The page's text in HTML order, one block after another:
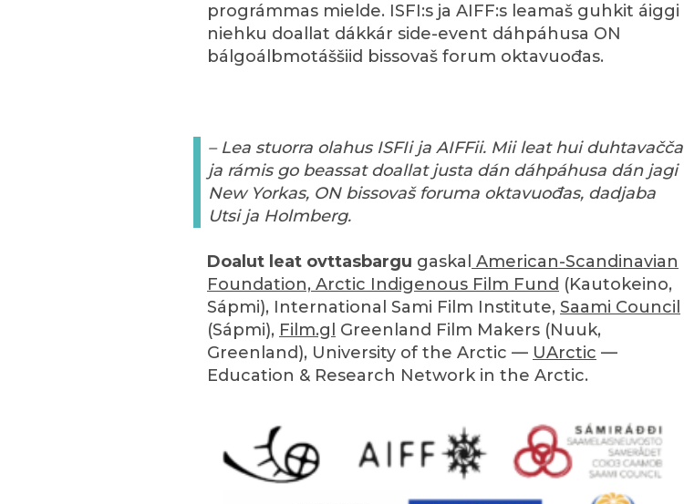
prográmmas mielde. ISFI:s ja AIFF:s leamaš guhkit áiggi
niehku doallat dákkár side-event dáhpáhusa ON
bálgoálbmotáššiid bissovaš forum oktavuođas.
– Lea stuorra olahus ISFIi ja AIFFii. Mii leat hui duhtavačča
ja rámis go beassat doallat justa dán dáhpáhusa dán jagi
New Yorkas, ON bissovaš foruma oktavuođas, dadjaba
Utsi ja Holmberg.
Doalut leat ovttasbargu gaskal American-Scandinavian
Foundation, Arctic Indigenous Film Fund (Kautokeino,
Sápmi), International Sami Film Institute, Saami Council
(Sápmi), Film.gl Greenland Film Makers (Nuuk,
Greenland), University of the Arctic — UArctic —
Education & Research Network in the Arctic.